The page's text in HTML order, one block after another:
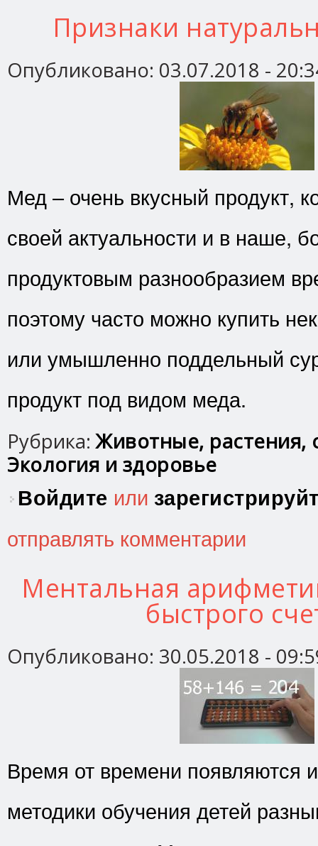
Признаки
Опубликовано: 03.07.2018 -
Мед – очень вкусный продукт,
своей актуальности и в наше,
продуктовым разнообразием
поэтому часто можно купить
или умышленно поддельный
продукт под видом меда.
Рубрика:Животные, растения,
Экология и здоровье
Войдите или
отправлять комментарии
Ментальная
быстрого
Опубликовано: 30.05.2018 -
Время от времени появляются
методики обучения детей